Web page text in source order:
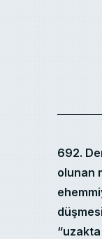
692.
olunan